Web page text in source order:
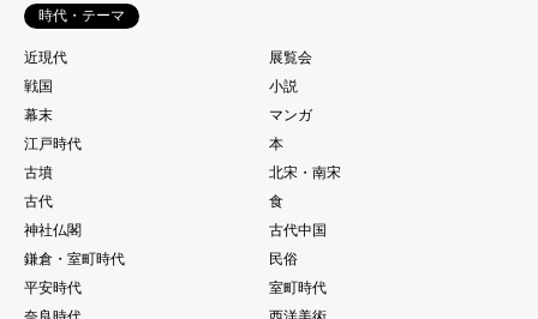
時代・テーマ
近現代
展覧会
戦国
小説
幕末
マンガ
江戸時代
本
古墳
北宋・南宋
古代
食
神社仏閣
古代中国
鎌倉・室町時代
民俗
平安時代
室町時代